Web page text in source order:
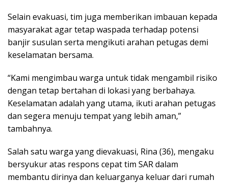
Selain evakuasi, tim juga memberikan imbauan kepada
masyarakat agar tetap waspada terhadap potensi
banjir susulan serta mengikuti arahan petugas demi
keselamatan bersama.
“Kami mengimbau warga untuk tidak mengambil risiko
dengan tetap bertahan di lokasi yang berbahaya.
Keselamatan adalah yang utama, ikuti arahan petugas
dan segera menuju tempat yang lebih aman,”
tambahnya.
Salah satu warga yang dievakuasi, Rina (36), mengaku
bersyukur atas respons cepat tim SAR dalam
membantu dirinya dan keluarganya keluar dari rumah